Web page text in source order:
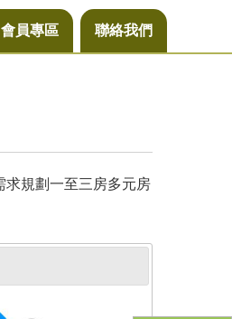
會員專區 聯絡我們
求規劃一至三房多元房